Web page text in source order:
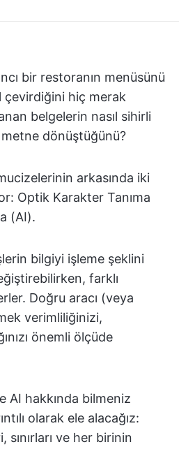
bir restoranın menüsünü
çevirdiğini hiç merak
belgelerin nasıl sihirli
dönüştüğünü?
arkasında iki
Optik Karakter Tanıma
(AI).
bilgiyi işleme şeklini
farklı
Doğru aracı (veya
verimliliğinizi,
önemli ölçüde
AI hakkında bilmeniz
olarak ele alacağız:
sınırları ve her birinin